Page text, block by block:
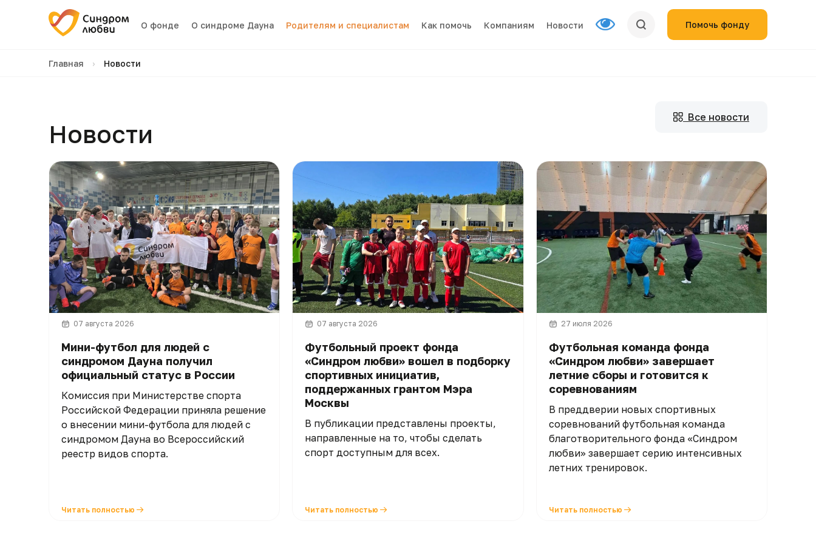
О фонде О синдроме Дауна Родителям и специалистам Как помочь Компаниям Новости Помочь фонду
Главная › Новости
Новости
Все новости
07 августа 2026
Мини-футбол для людей с
синдромом Дауна получил
официальный статус в России
Комиссия при Министерстве спорта
Российской Федерации приняла решение
о внесении мини-футбола для людей с
синдромом Дауна во Всероссийский
реестр видов спорта.
Читать полностью
07 августа 2026
Футбольный проект фонда
«Синдром любви» вошел в подборку
спортивных инициатив,
поддержанных грантом Мэра
Москвы
В публикации представлены проекты,
направленные на то, чтобы сделать
спорт доступным для всех.
Читать полностью
27 июля 2026
Футбольная команда фонда
«Синдром любви» завершает
летние сборы и готовится к
соревнованиям
В преддверии новых спортивных
соревнований футбольная команда
благотворительного фонда «Синдром
любви» завершает серию интенсивных
летних тренировок.
Читать полностью